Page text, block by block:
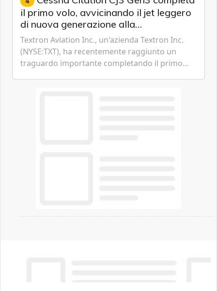
il primo volo, avvicinando il jet leggero
di nuova generazione alla
certificazione
Textron Aviation Inc., un'azienda Textron Inc.
(NYSE:TXT), ha recentemente raggiunto un
traguardo importante completando il primo